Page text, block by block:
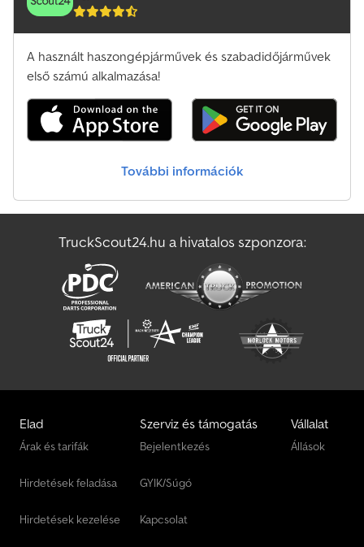
keressen minket!
A használt haszongépjárművek és szabadidőjárművek
első számú alkalmazása!
További információk
TruckScout24.hu a hivatalos szponzora:
Elad
Árak és tarifák
Hirdetések feladása
Hirdetések kezelése
Szerviz és támogatás
Bejelentkezés
GYIK/Súgó
Kapcsolat
Vállalat
Állások